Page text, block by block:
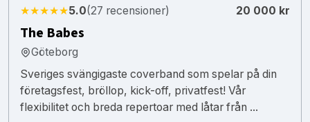
★★★★★5.0(27 recensioner) 20 000 kr
The Babes
Göteborg
Sveriges svängigaste coverband som spelar på din
företagsfest, bröllop, kick-off, privatfest! Vår
flexibilitet och breda repertoar med låtar från ...